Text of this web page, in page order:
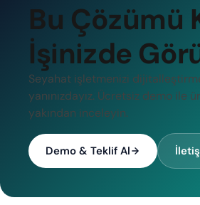
Bu Çözümü
İşinizde
Seyahat işletmenizi
yanınızdayız. Ücretsiz demo ile
yakından inceleyin.
Demo & Teklif Al